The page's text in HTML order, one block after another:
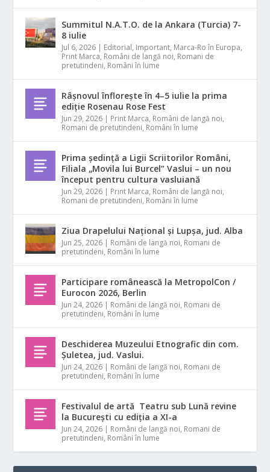
Summitul N.A.T.O. de la Ankara (Turcia) 7-
8 iulie
Jul 6, 2026 | Editorial, Important, Marca-Ro în Europa,
Print Marca, Români de langă noi, Romani de
pretutindeni, Români în lume
Râșnovul înflorește în 4–5 iulie la prima
ediție Rosenau Rose Fest
Jun 29, 2026 | Print Marca, Români de langă noi,
Romani de pretutindeni, Români în lume
Prima ședință a Ligii Scriitorilor Români,
Filiala „Movila lui Burcel” Vaslui – un nou
început pentru cultura vasluiană
Jun 29, 2026 | Print Marca, Români de langă noi,
Romani de pretutindeni, Români în lume
Ziua Drapelului Național și Lupșa, jud. Alba
Jun 25, 2026 | Români de langă noi, Romani de
pretutindeni, Români în lume
Participare românească la MetropolCon /
Eurocon 2026, Berlin
Jun 24, 2026 | Români de langă noi, Romani de
pretutindeni, Români în lume
Deschiderea Muzeului Etnografic din com.
Șuletea, jud. Vaslui.
Jun 24, 2026 | Români de langă noi, Romani de
pretutindeni, Români în lume
Festivalul de artă Teatru sub Lună revine
la București cu ediția a XI-a
Jun 24, 2026 | Români de langă noi, Romani de
pretutindeni, Români în lume